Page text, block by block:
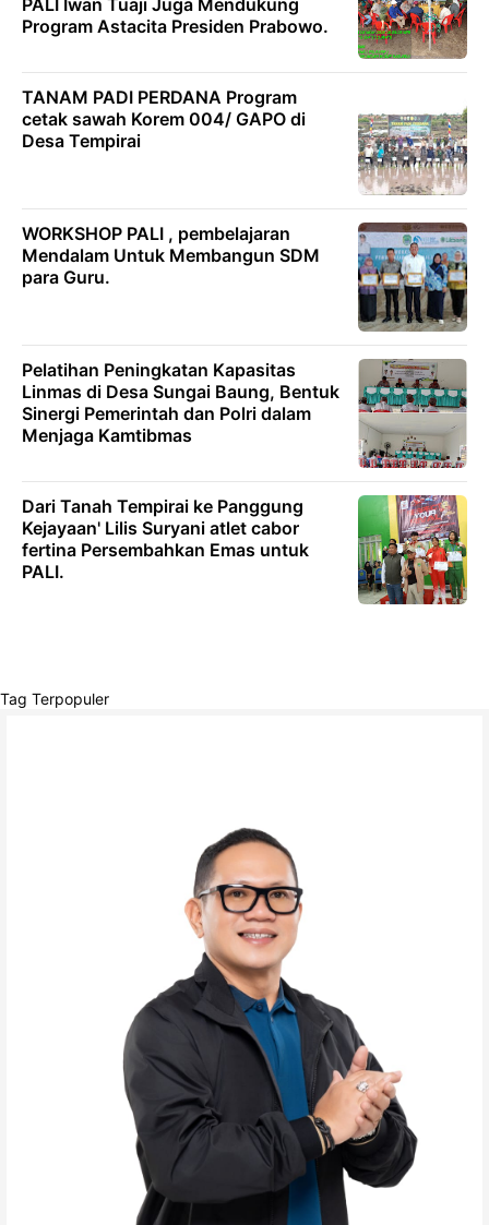
Program Astacita Presiden Prabowo.
TANAM PADI PERDANA Program
cetak sawah Korem 004/ GAPO di
Desa Tempirai
WORKSHOP PALI , pembelajaran
Mendalam Untuk Membangun SDM
para Guru.
Pelatihan Peningkatan Kapasitas
Linmas di Desa Sungai Baung, Bentuk
Sinergi Pemerintah dan Polri dalam
Menjaga Kamtibmas
Dari Tanah Tempirai ke Panggung
Kejayaan' Lilis Suryani atlet cabor
fertina Persembahkan Emas untuk
PALI.
Tag Terpopuler